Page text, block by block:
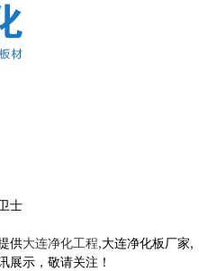
士
供大连净化工程,大连净化板厂家,
展示，敬请关注！